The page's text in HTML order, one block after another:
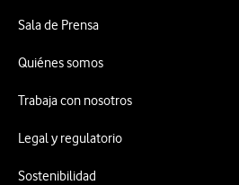
Sala de Prensa
Quiénes somos
Trabaja con nosotros
Legal y regulatorio
Sostenibilidad